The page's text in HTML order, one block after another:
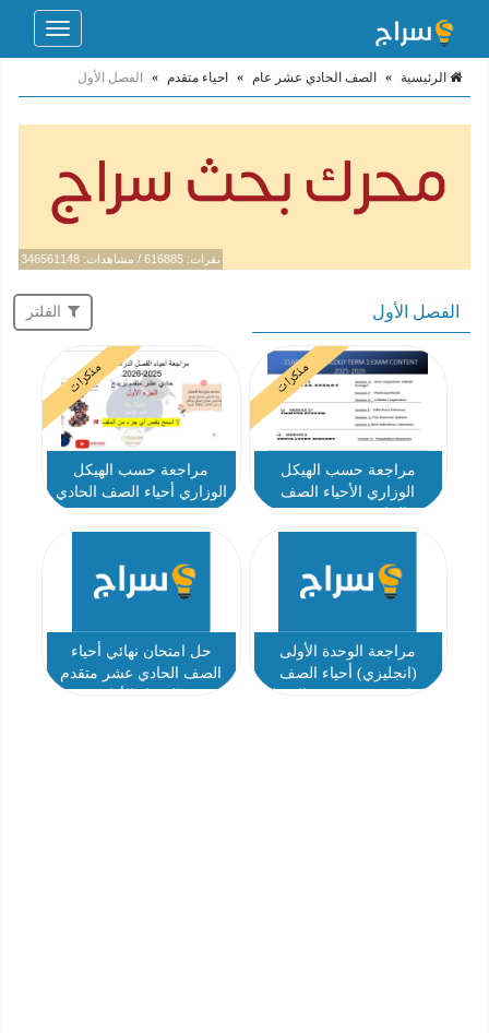
Toggle
الرئيسية » الصف الحادي عشر عام » احياء متقدم » الفصل الأول
نقرات: 616885 / مشاهدات: 346561148
الفصل الأول الفلتر
مذكرات
مراجعة حسب الهيكل
الوزاري الأحياء الصف
مذكرات
مراجعة حسب الهيكل
الوزاري أحياء الصف الحادي
مراجعة الوحدة الأولى
(انجليزي) أحياء الصف
حل امتحان نهائي أحياء
الصف الحادي عشر متقدم